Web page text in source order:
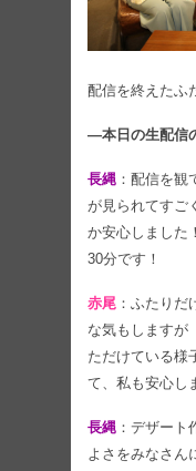
配信を終えたふ
―本日の生配信
長縄 ：配信を
が見られてすご
か安心しました
30分です！
赤尾 ：ふたりだ
な気もしますが
ただけている様
て、私も安心し
長縄 ：デザー
よさをみなさん